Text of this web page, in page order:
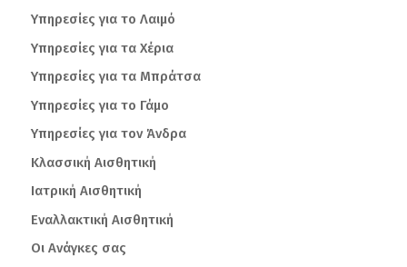
Υπηρεσίες για το Λαιμό
Υπηρεσίες για τα Χέρια
Υπηρεσίες για τα Μπράτσα
Υπηρεσίες για το Γάμο
Υπηρεσίες για τον Άνδρα
Κλασσική Αισθητική
Ιατρική Αισθητική
Εναλλακτική Αισθητική
Οι Ανάγκες σας